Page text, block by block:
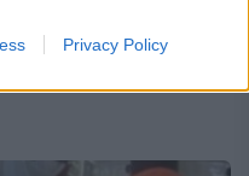
Privacy Policy
Tehnic de